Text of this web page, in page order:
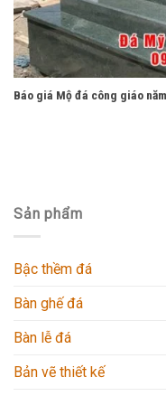
Báo giá Mộ đá công giáo
Sản phẩm
Bậc thềm đá
Bàn ghế đá
Bàn lễ đá
Bản vẽ thiết kế